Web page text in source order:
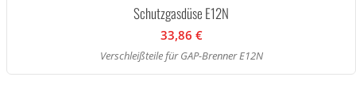
Schutzgasdüse E12N
33,86 €
Verschleißteile für GAP-Brenner E12N